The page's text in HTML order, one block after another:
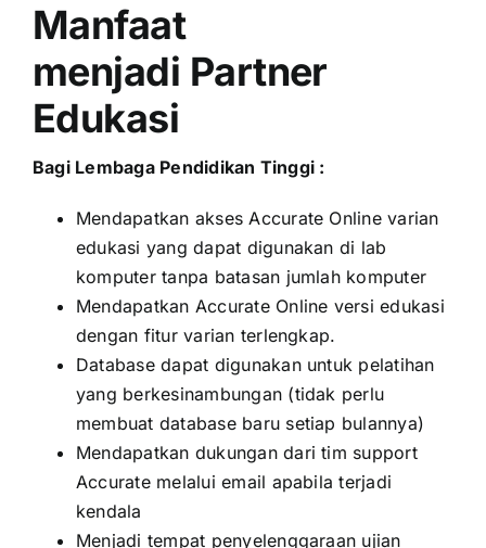
Manfaat
menjadi Partner
Edukasi
Bagi Lembaga Pendidikan Tinggi :
Mendapatkan akses Accurate Online varian
edukasi yang dapat digunakan di lab
komputer tanpa batasan jumlah komputer
Mendapatkan Accurate Online versi edukasi
dengan fitur varian terlengkap.
Database dapat digunakan untuk pelatihan
yang berkesinambungan (tidak perlu
membuat database baru setiap bulannya)
Mendapatkan dukungan dari tim support
Accurate melalui email apabila terjadi
kendala
Menjadi tempat penyelenggaraan ujian